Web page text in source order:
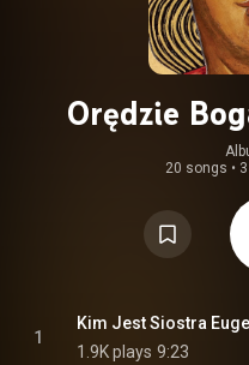
Orędzie
Objawienie20 songs •
1
Kim Jest Siostra
1.9K plays 9:23